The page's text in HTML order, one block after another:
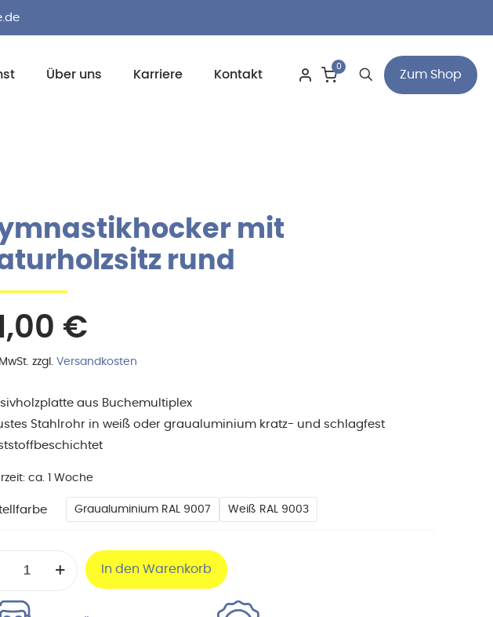
Über uns Karriere Kontakt
0
Zum Shop
mit
rund
€
zzgl. Versandkosten
aus Buchemultiplex
Stahlrohr in weiß oder graualuminium kratz- und schlagfest
ca. 1 Woche
Graualuminium RAL 9007 Weiß RAL 9003
In den Warenkorb